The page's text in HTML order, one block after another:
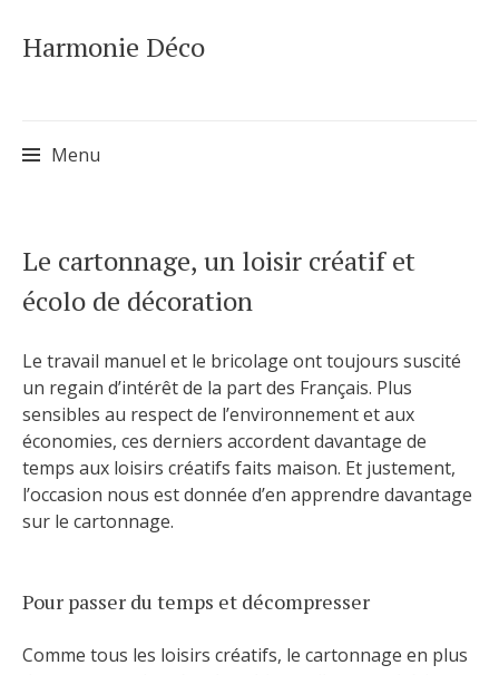
Harmonie Déco
Menu
to
content
Le cartonnage, un loisir créatif et
écolo de décoration
Le travail manuel et le bricolage ont toujours suscité
un regain d’intérêt de la part des Français. Plus
sensibles au respect de l’environnement et aux
économies, ces derniers accordent davantage de
temps aux loisirs créatifs faits maison. Et justement,
l’occasion nous est donnée d’en apprendre davantage
sur le cartonnage.
Pour passer du temps et décompresser
Comme tous les loisirs créatifs, le cartonnage en plus